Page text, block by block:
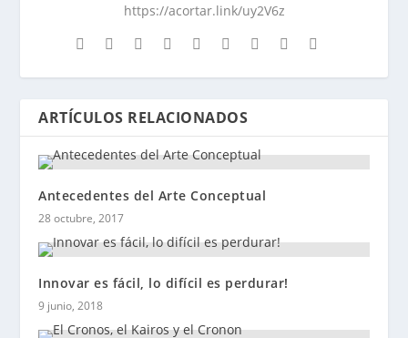
https://acortar.link/uy2V6z
ARTÍCULOS RELACIONADOS
Antecedentes del Arte Conceptual
28 octubre, 2017
Innovar es fácil, lo difícil es perdurar!
9 junio, 2018